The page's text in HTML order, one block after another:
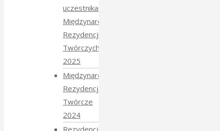
uczestnikami
Międzynarodowych
Rezydencji
Twórczych
2025
Międzynarodowe
Rezydencje
Twórcze
2024
Rezydencje